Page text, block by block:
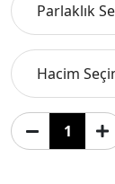
Parlaklık
Hacim